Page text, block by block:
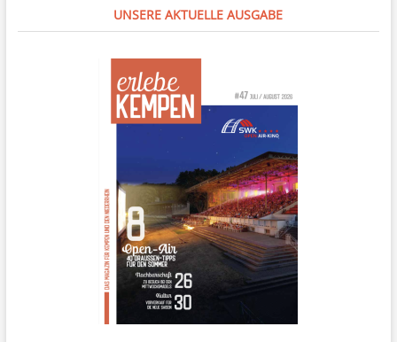
UNSERE AKTUELLE AUSGABE